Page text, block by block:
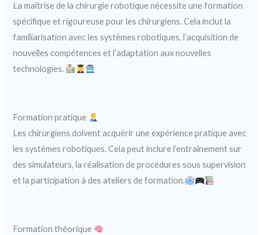
La maîtrise de la chirurgie robotique nécessite une formation
spécifique et rigoureuse pour les chirurgiens. Cela inclut la
familiarisation avec les systèmes robotiques, l’acquisition de
nouvelles compétences et l’adaptation aux nouvelles
technologies.
Formation pratique
Les chirurgiens doivent acquérir une expérience pratique avec
les systèmes robotiques. Cela peut inclure l’entraînement sur
des simulateurs, la réalisation de procédures sous supervision
et la participation à des ateliers de formation.
Formation théorique